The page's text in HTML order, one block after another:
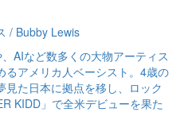
/ Bubby Lewis
AIなど数多くの大物アーティス
るアメリカ人ベーシスト。4歳の
見た日本に拠点を移し、ロック
KIDD」で全米デビューを果た